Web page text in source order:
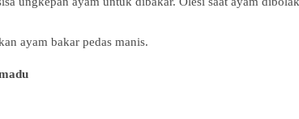
ayam bakar pedas manis.